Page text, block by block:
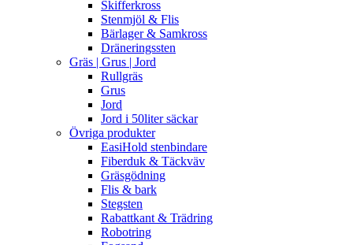
Skifferkross
Stenmjöl & Flis
Bärlager & Samkross
Dräneringssten
Gräs | Grus | Jord
Rullgräs
Grus
Jord
Jord i 50liter säckar
Övriga produkter
EasiHold stenbindare
Fiberduk & Täckväv
Gräsgödning
Flis & bark
Stegsten
Rabattkant & Trädring
Robotring